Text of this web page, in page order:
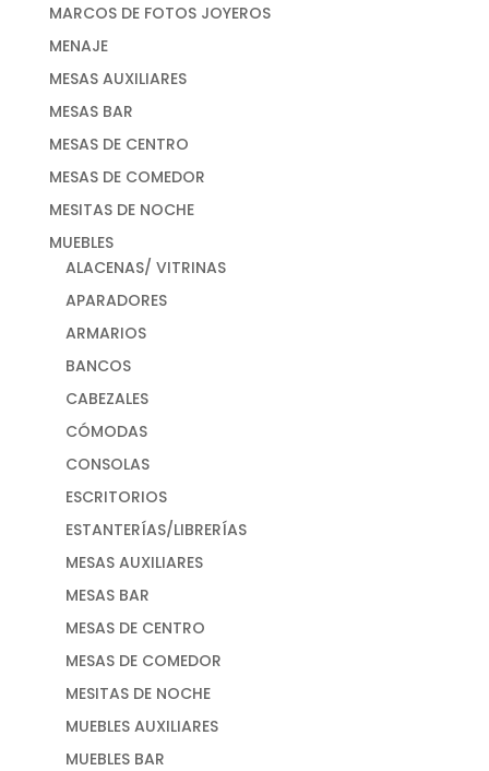
MARCOS DE FOTOS JOYEROS
MENAJE
MESAS AUXILIARES
MESAS BAR
MESAS DE CENTRO
MESAS DE COMEDOR
MESITAS DE NOCHE
MUEBLES
ALACENAS/ VITRINAS
APARADORES
ARMARIOS
BANCOS
CABEZALES
CÓMODAS
CONSOLAS
ESCRITORIOS
ESTANTERÍAS/LIBRERÍAS
MESAS AUXILIARES
MESAS BAR
MESAS DE CENTRO
MESAS DE COMEDOR
MESITAS DE NOCHE
MUEBLES AUXILIARES
MUEBLES BAR